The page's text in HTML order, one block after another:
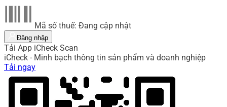
Mã số thuế: Đang cập nhật
Đăng nhập
Tải App iCheck Scan
iCheck - Minh bạch thông tin sản phẩm và doanh nghiệp
Tải ngay